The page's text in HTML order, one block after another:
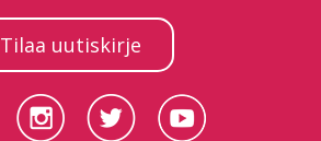
Tilaa uutiskirje